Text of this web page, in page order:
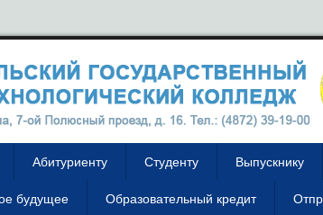
Абитуриенту Студенту Выпускнику
будущее Образовательный кредит